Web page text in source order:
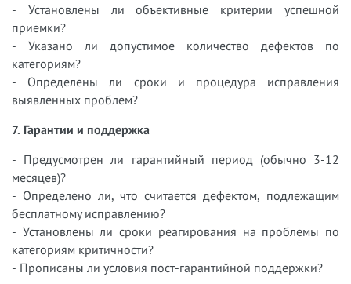
- Установлены ли объективные критерии успешной
приемки?
- Указано ли допустимое количество дефектов по
категориям?
- Определены ли сроки и процедура исправления
выявленных проблем?
7. Гарантии и поддержка
- Предусмотрен ли гарантийный период (обычно 3-12
месяцев)?
- Определено ли, что считается дефектом, подлежащим
бесплатному исправлению?
- Установлены ли сроки реагирования на проблемы по
категориям критичности?
- Прописаны ли условия пост-гарантийной поддержки?